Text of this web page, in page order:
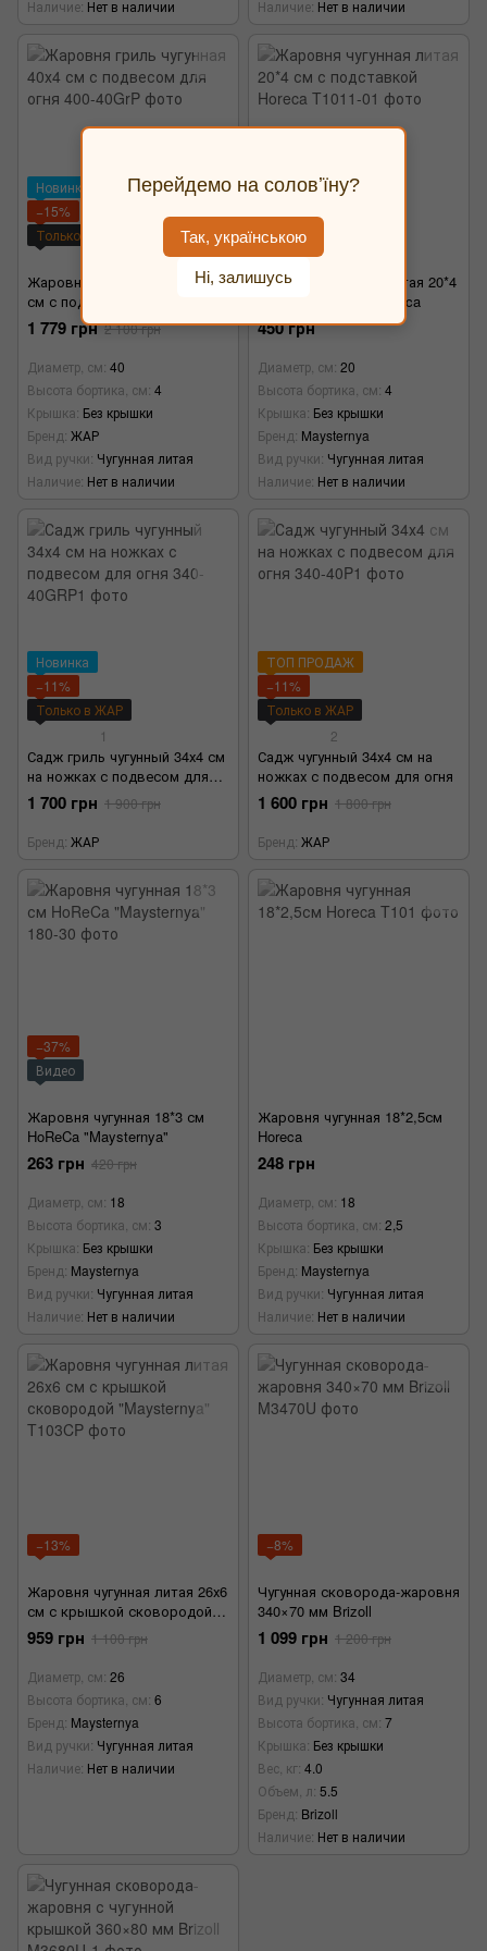
Наличие Нет в наличии Наличие Нет в наличии
Новинка
−15%
Только в ЖАР
Жаровня гриль чугунная 40х4
см с подвесом для огня
1 779 грн 2 100 грн
Диаметр, см 40
Высота бортика, см 4
Крышка Без крышки
Бренд ЖАР
Вид ручки Чугунная литая
Наличие Нет в наличии
Видео
Жаровня чугунная литая 20*4
см с подставкой Horeca
450 грн
Диаметр, см 20
Высота бортика, см 4
Крышка Без крышки
Бренд Maysternya
Вид ручки Чугунная литая
Наличие Нет в наличии
Новинка
−11%
Только в ЖАР
1
Садж гриль чугунный 34х4 см
на ножках с подвесом для
огня
1 700 грн 1 900 грн
Бренд ЖАР
ТОП ПРОДАЖ
−11%
Только в ЖАР
2
Садж чугунный 34х4 см на
ножках с подвесом для огня
1 600 грн 1 800 грн
Бренд ЖАР
−37%
Видео
Жаровня чугунная 18*3 см
HoReCa "Maysternya"
263 грн 420 грн
Диаметр, см 18
Высота бортика, см 3
Крышка Без крышки
Бренд Maysternya
Вид ручки Чугунная литая
Наличие Нет в наличии
Жаровня чугунная 18*2,5см
Horeca
248 грн
Диаметр, см 18
Высота бортика, см 2,5
Крышка Без крышки
Бренд Maysternya
Вид ручки Чугунная литая
Наличие Нет в наличии
−13%
Жаровня чугунная литая 26х6
см с крышкой сковородой
"Maysternya"
959 грн 1 100 грн
Диаметр, см 26
Высота бортика, см 6
Бренд Maysternya
Вид ручки Чугунная литая
Наличие Нет в наличии
−8%
Чугунная сковорода-жаровня
340×70 мм Brizoll
1 099 грн 1 200 грн
Диаметр, см 34
Вид ручки Чугунная литая
Высота бортика, см 7
Крышка Без крышки
Вес, кг 4.0
Объем, л 5.5
Бренд Brizoll
Наличие Нет в наличии
Перейдемо на соловʼїну?
Так, українською
Ні, залишусь